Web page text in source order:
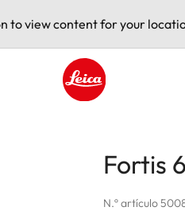
to view content for your
Fortis
N.º artículo